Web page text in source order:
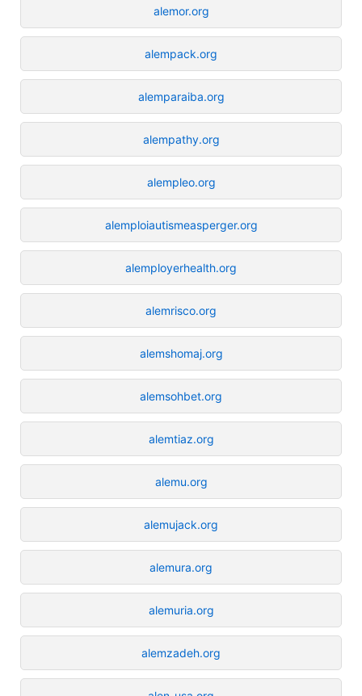
alemor.org
alempack.org
alemparaiba.org
alempathy.org
alempleo.org
alemploiautismeasperger.org
alemployerhealth.org
alemrisco.org
alemshomaj.org
alemsohbet.org
alemtiaz.org
alemu.org
alemujack.org
alemura.org
alemuria.org
alemzadeh.org